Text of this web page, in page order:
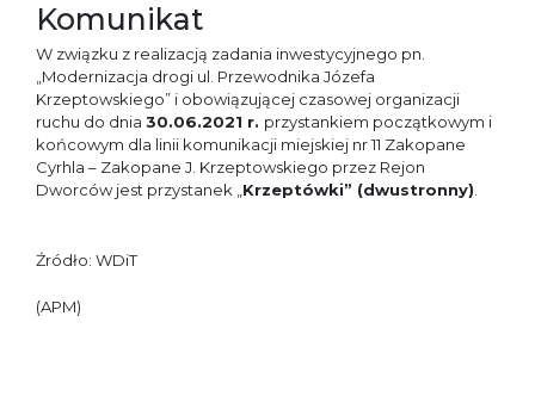
Komunikat
W związku z realizacją zadania inwestycyjnego pn.
„Modernizacja drogi ul. Przewodnika Józefa
Krzeptowskiego” i obowiązującej czasowej organizacji
ruchu do dnia 30.06.2021 r. przystankiem początkowym i
końcowym dla linii komunikacji miejskiej nr 11 Zakopane
Cyrhla – Zakopane J. Krzeptowskiego przez Rejon
Dworców jest przystanek „Krzeptówki” (dwustronny).
Źródło: WDiT
(APM)